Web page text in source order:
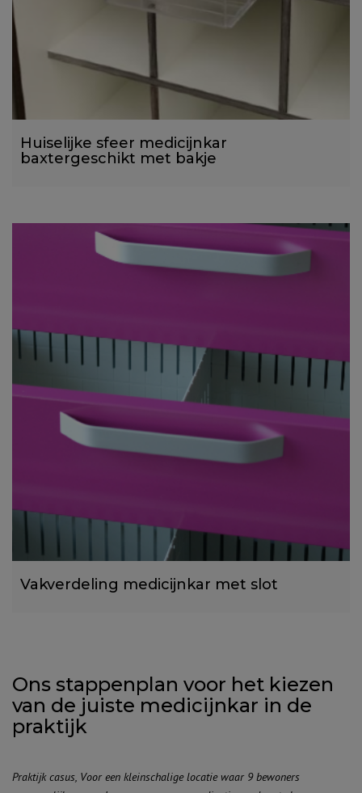
Huiselijke sfeer medicijnkar
baxtergeschikt met bakje
Vakverdeling medicijnkar met slot
Ons stappenplan voor het kiezen
van de juiste medicijnkar in de
praktijk
Praktijk casus, Voor een kleinschalige locatie waar 9 bewoners